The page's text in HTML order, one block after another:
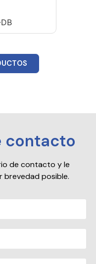
contacto
de contacto y le
brevedad posible.